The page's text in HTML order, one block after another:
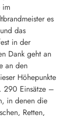
im
es
das
in der
Dank geht an
an den
Höhepunkte
290 Einsätze –
in denen die
Retten,